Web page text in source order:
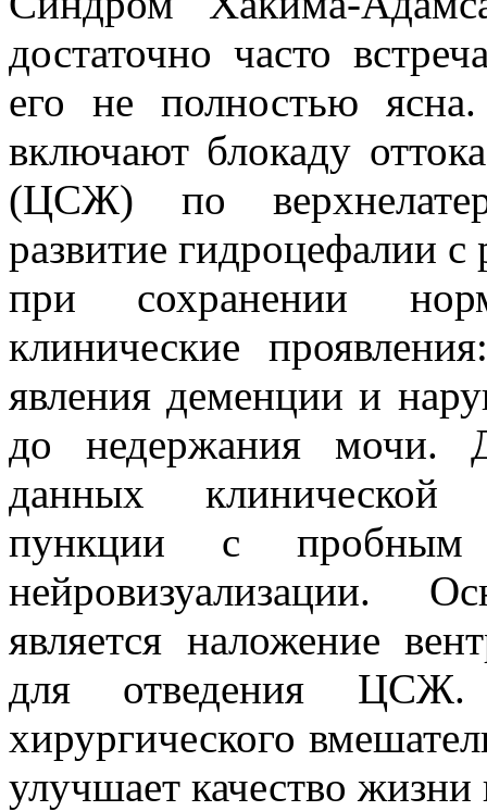
достаточно часто
его не полностью ясна.
включают блокаду
(ЦСЖ) по
развитие гидроцефалии
при сохранении
клинические
явления деменции и
до недержания мочи.
данных клинической
пункции с пробным
нейровизуализации.
является наложение
для отведения ЦСЖ.
хирургического
улучшает качество жизни